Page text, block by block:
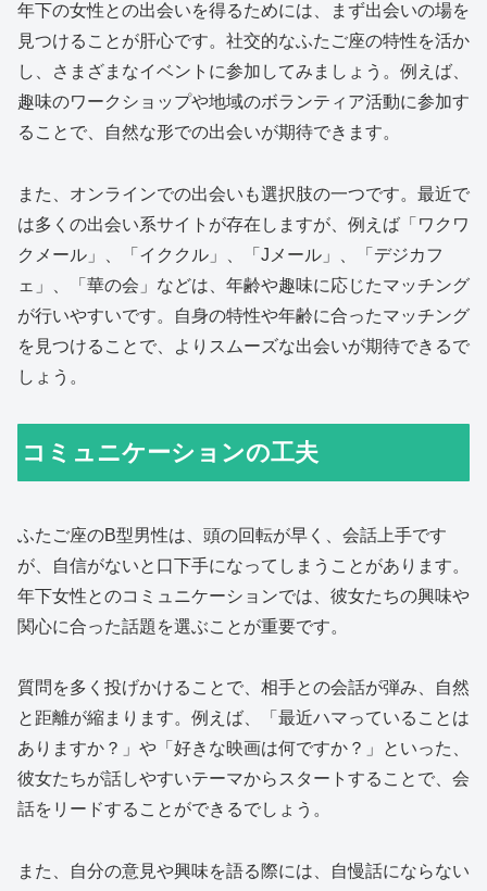
年下の女性との出会いを得るためには、まず出会いの場を
見つけることが肝心です。社交的なふたご座の特性を活か
し、さまざまなイベントに参加してみましょう。例えば、
趣味のワークショップや地域のボランティア活動に参加す
ることで、自然な形での出会いが期待できます。
また、オンラインでの出会いも選択肢の一つです。最近で
は多くの出会い系サイトが存在しますが、例えば「ワクワ
クメール」、「イククル」、「Jメール」、「デジカフ
ェ」、「華の会」などは、年齢や趣味に応じたマッチング
が行いやすいです。自身の特性や年齢に合ったマッチング
を見つけることで、よりスムーズな出会いが期待できるで
しょう。
コミュニケーションの工夫
ふたご座のB型男性は、頭の回転が早く、会話上手です
が、自信がないと口下手になってしまうことがあります。
年下女性とのコミュニケーションでは、彼女たちの興味や
関心に合った話題を選ぶことが重要です。
質問を多く投げかけることで、相手との会話が弾み、自然
と距離が縮まります。例えば、「最近ハマっていることは
ありますか？」や「好きな映画は何ですか？」といった、
彼女たちが話しやすいテーマからスタートすることで、会
話をリードすることができるでしょう。
また、自分の意見や興味を語る際には、自慢話にならない